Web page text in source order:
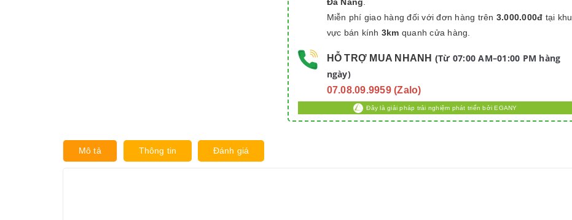
Miễn phí giao hàng đối với đơn hàng trên 3.000.000đ tại khu
vực bán kính 3km quanh cửa hàng.
HỖ TRỢ MUA NHANH (Từ 07:00 AM–01:00 PM hàng
ngày)
07.08.09.9959 (Zalo)
Đây là giải pháp trải nghiệm phát triển bởi EGANY
Mô tả Thông tin Đánh giá